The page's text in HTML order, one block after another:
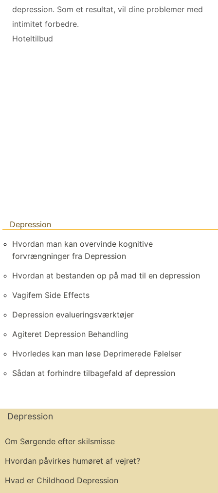
depression. Som et resultat, vil dine problemer med
intimitet forbedre.
Hoteltilbud
Depression
Hvordan man kan overvinde kognitive
forvrængninger fra Depression
Hvordan at bestanden op på mad til en depression
Vagifem Side Effects
Depression evalueringsværktøjer
Agiteret Depression Behandling
Hvorledes kan man løse Deprimerede Følelser
Sådan at forhindre tilbagefald af depression
Depression
Om Sørgende efter skilsmisse
Hvordan påvirkes humøret af vejret?
Hvad er Childhood Depression